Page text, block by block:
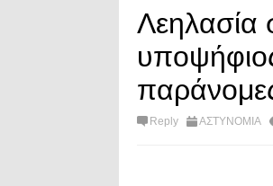
Λεηλασία
Reply ΑΣΤΥΝΟΜΙΑ